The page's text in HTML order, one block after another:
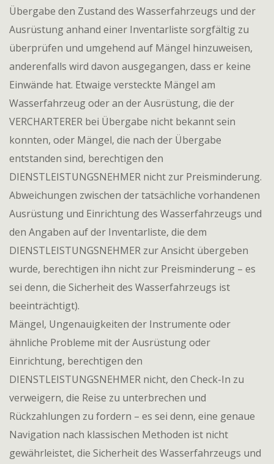
Übergabe den Zustand des Wasserfahrzeugs und der
Ausrüstung anhand einer Inventarliste sorgfältig zu
überprüfen und umgehend auf Mängel hinzuweisen,
anderenfalls wird davon ausgegangen, dass er keine
Einwände hat. Etwaige versteckte Mängel am
Wasserfahrzeug oder an der Ausrüstung, die der
VERCHARTERER bei Übergabe nicht bekannt sein
konnten, oder Mängel, die nach der Übergabe
entstanden sind, berechtigen den
DIENSTLEISTUNGSNEHMER nicht zur Preisminderung.
Abweichungen zwischen der tatsächliche vorhandenen
Ausrüstung und Einrichtung des Wasserfahrzeugs und
den Angaben auf der Inventarliste, die dem
DIENSTLEISTUNGSNEHMER zur Ansicht übergeben
wurde, berechtigen ihn nicht zur Preisminderung – es
sei denn, die Sicherheit des Wasserfahrzeugs ist
beeinträchtigt).
Mängel, Ungenauigkeiten der Instrumente oder
ähnliche Probleme mit der Ausrüstung oder
Einrichtung, berechtigen den
DIENSTLEISTUNGSNEHMER nicht, den Check-In zu
verweigern, die Reise zu unterbrechen und
Rückzahlungen zu fordern – es sei denn, eine genaue
Navigation nach klassischen Methoden ist nicht
gewährleistet, die Sicherheit des Wasserfahrzeugs und